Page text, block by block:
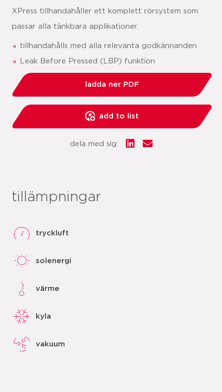
XPress tillhandahåller ett komplett rörsystem som
passar alla tänkbara applikationer.
tillhandahålls med alla relevanta godkännanden
Leak Before Pressed (LBP) funktion
ladda ner PDF
add to list
dela med sig:
tillämpningar
tryckluft
solenergi
värme
kyla
vakuum